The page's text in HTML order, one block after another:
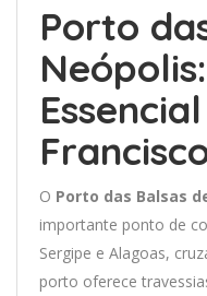
Porto
O Porto das Balsas
importante ponto de
Sergipe e Alagoas,
porto oferece